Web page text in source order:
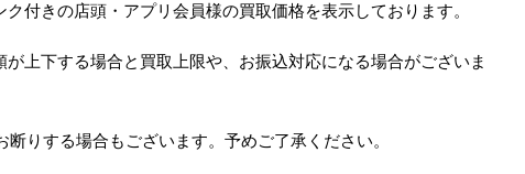
付きの店頭・アプリ会員様の買取価格を表示しております。
上下する場合と買取上限や、お振込対応になる場合がございま
断りする場合もございます。予めご了承ください。